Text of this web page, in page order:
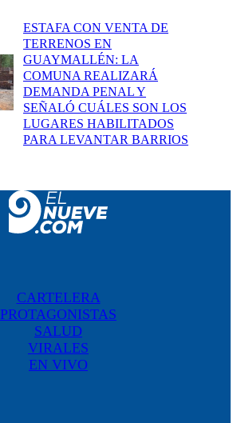
ESTAFA CON VENTA DE
TERRENOS EN
GUAYMALLÉN: LA
COMUNA REALIZARÁ
DEMANDA PENAL Y
SEÑALÓ CUÁLES SON LOS
LUGARES HABILITADOS
PARA LEVANTAR BARRIOS
CARTELERA
PROTAGONISTAS
SALUD
VIRALES
EN VIVO